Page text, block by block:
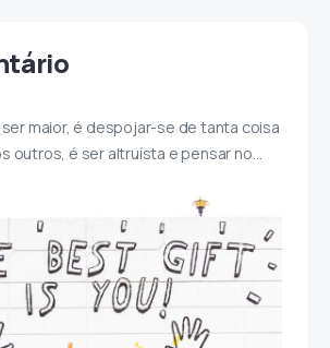
maior, é despojar-se de tanta coisa
outros, é ser altruísta e pensar no…